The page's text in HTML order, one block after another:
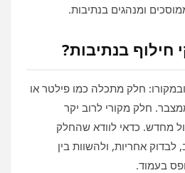
ומנהגים בנתיבות.
חילוף בנתיבות?
חלק מתכלה כמו פילטר או
חלק מקורי לרוב יקר
מחדש. כדאי לוודא שהחלק
אחריות, ולהשוות בין
בעמוד.